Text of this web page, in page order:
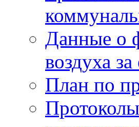
Данные о
воздуха
План по